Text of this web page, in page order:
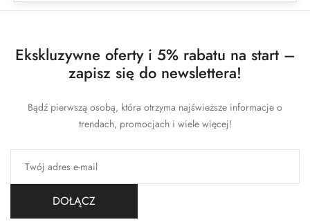
Ekskluzywne oferty i 5% rabatu na start –
zapisz się do newslettera!
Bądź pierwszą osobą, która otrzyma najświeższe informacje o
trendach, promocjach i wiele więcej!
DOŁĄCZ